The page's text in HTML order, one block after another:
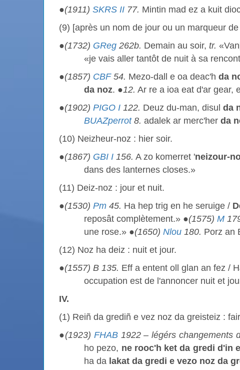
●(1911) SKRS II 77. Mintin mad ez a kuit
(9) [après un nom de jour ou un marqueur
●(1732) GReg 262b. Demain au soir, tr.
«je vais aller tantôt de nuit à sa
●(1857) CBF54. Mezo-dall e oa deac'h da
da noz. ●12. Ar re a ioa eat d'ar gear,
●(1902) PIGO I 122. Deuz du-man, disul da
BUAZperrot8. adalek ar merc'her da
(10) Neizheur-noz : hier soir.
●(1867) GBI I 156. A zo komerret 'neizour-
dans des lanternes closes.»
(11) Deiz-noz : jour et nuit.
●(1530) Pm 45. Ha hep trig en he seruige /
reposât complètement.» ●(1575) M
une rose.» ●(1650) Nlou 180. Porz an
(12) Noz ha deiz : nuit et jour.
●(1557) B 135. Eff a entent oll glan an fez /
occupation est de l'annoncer nuit et
IV.
(1) Reiñ da grediñ e vez noz da greisteiz :
●(1923) FHAB1922 – légérs changements
ho pezo, ne rooc'h ket da gredi d'in
ha da lakat da gredi e vezo noz da